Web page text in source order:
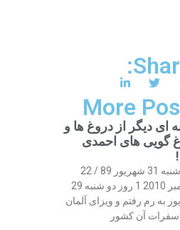
More
ای دیگر از دروغ ها و
گویی های احمدی
چهارشنبه 31 شهریور 89 / 22
سپتامبر 2010 1 روز دو شنبه 29
به رم رفتم و ویزای آلمان
سفرات آن کشور